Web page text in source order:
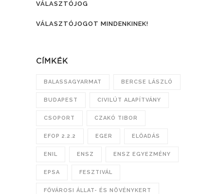
VÁLASZTÓJOG
VÁLASZTÓJOGOT MINDENKINEK!
CÍMKÉK
BALASSAGYARMAT BERCSE LÁSZLÓ
BUDAPEST CIVILÚT ALAPÍTVÁNY
CSOPORT CZAKÓ TIBOR
EFOP 2.2.2 EGER ELŐADÁS
ENIL ENSZ ENSZ EGYEZMÉNY
EPSA FESZTIVÁL
FŐVÁROSI ÁLLAT- ÉS NÖVÉNYKERT